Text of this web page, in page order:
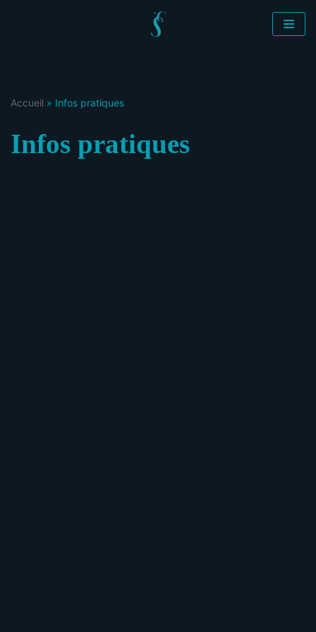
contenu
Accueil » Infos pratiques
Infos pratiques